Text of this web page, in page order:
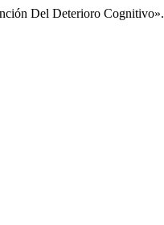
Del Deterioro Cognitivo».